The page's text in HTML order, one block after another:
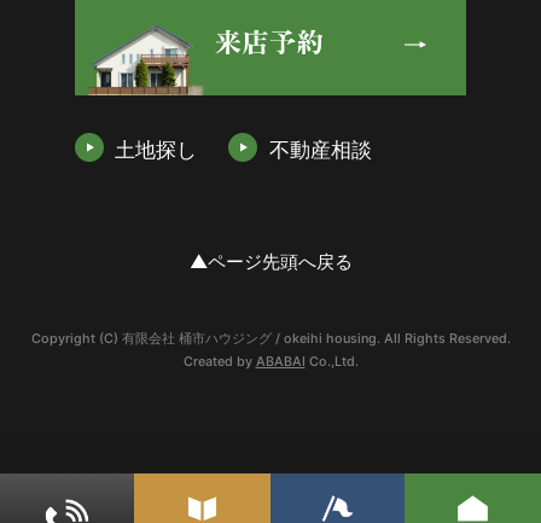
土地探し 不動産相談
▲ページ先頭へ戻る
Copyright (C) 有限会社 桶市ハウジング / okeihi housing. All Rights Reserved.
Created by ABABAI Co.,Ltd.